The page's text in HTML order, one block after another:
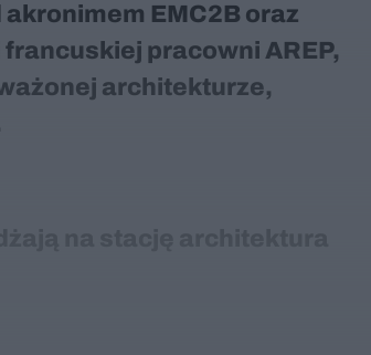
EMC2B oraz
pracowni AREP,
architekturze,